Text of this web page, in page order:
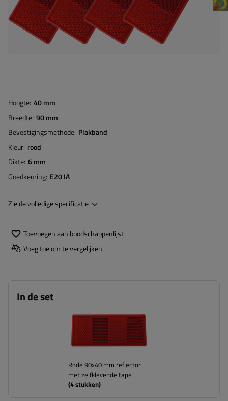
Hoogte 40 mm
Breedte 90 mm
Bevestigingsmethode Plakband
Kleur rood
Dikte 6 mm
Goedkeuring E20 IA
Zie de volledige specificatie
Toevoegen aan boodschappenlijst
Voeg toe om te vergelijken
In de set
Rode 90x40 mm reflector
met zelfklevende tape
(4stukken)